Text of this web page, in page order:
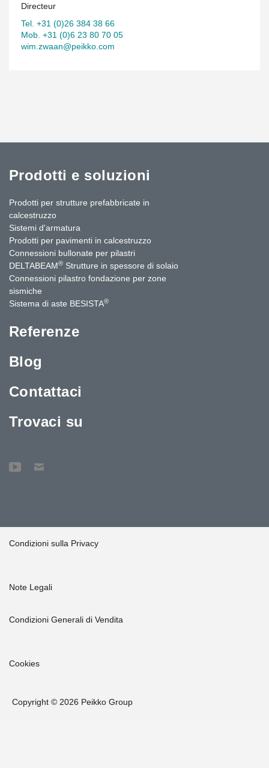
Directeur
Tel. +31 (0)26 384 38 66
Mob. +31 (0)6 23 80 70 05
wim.zwaan@peikko.com
Prodotti e soluzioni
Prodotti per strutture prefabbricate in
calcestruzzo
Sistemi d'armatura
Prodotti per pavimenti in calcestruzzo
Connessioni bullonate per pilastri
DELTABEAM® Strutture in spessore di solaio
Connessioni pilastro fondazione per zone
sismiche
Sistema di aste BESISTA®
Referenze
Blog
Contattaci
Trovaci su
Condizioni sulla Privacy
Note Legali
Condizioni Generali di Vendita
Cookies
Copyright © 2026 Peikko Group